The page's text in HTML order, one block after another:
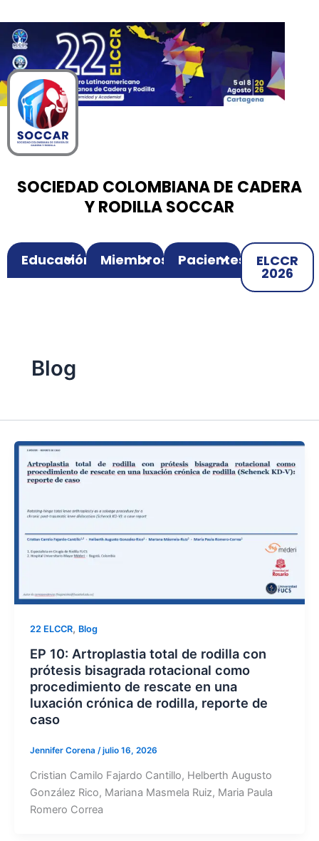
al
contenido
Horas Minutos Segundos
SOCIEDAD COLOMBIANA DE CADERA
Y RODILLA SOCCAR
Educación Miembros Pacientes ELCCR
2026
Blog
22 ELCCR, Blog
EP 10: Artroplastia total de rodilla con
prótesis bisagrada rotacional como
procedimiento de rescate en una
luxación crónica de rodilla, reporte de
caso
Jennifer Corena /julio 16, 2026
Cristian Camilo Fajardo Cantillo, Helberth Augusto
González Rico, Mariana Masmela Ruiz, Maria Paula
Romero Correa